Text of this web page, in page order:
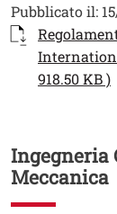
Pubblicato il:
Documento
918.50 KB )
Ingegneria
Meccanica